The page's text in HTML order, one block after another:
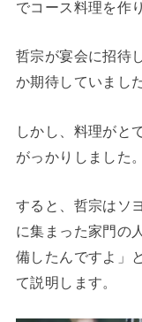
でコース料理を作
哲宗が宴会に招待
か期待していました
しかし、料理がと
がっかりしました。
すると、哲宗はソ
に集まった家門の
備したんですよ」
て説明します。